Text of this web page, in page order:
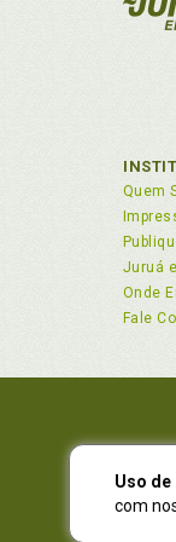
Quem
Juruá
Onde
Fale
Uso
com